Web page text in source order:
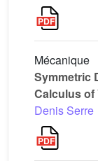
Mécanique
Symmetric
Calculus of
Denis Serre